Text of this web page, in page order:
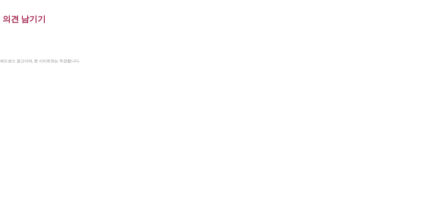
의견 남기기
드센스 광고이며, 본 사이트와는 무관합니다.